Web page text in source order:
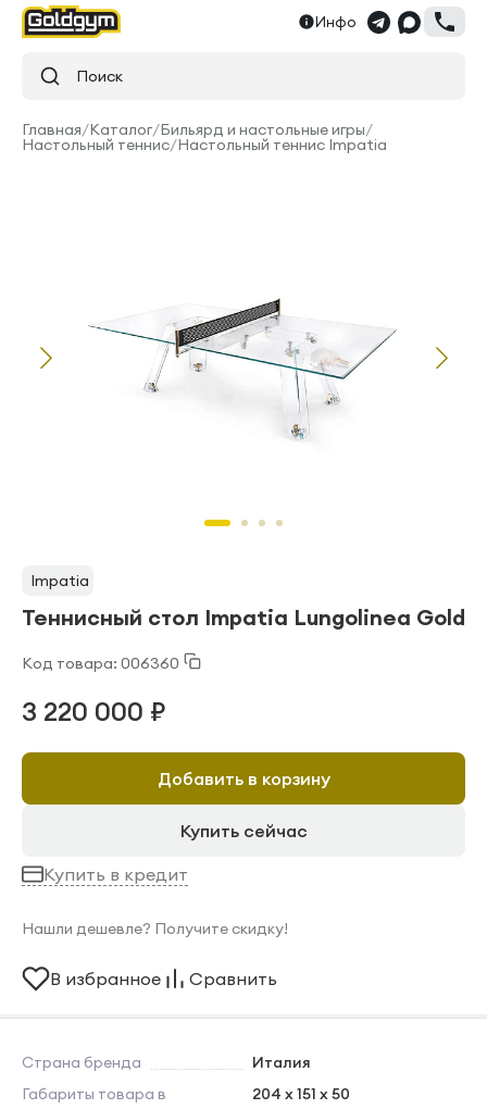
Инфо
Поиск
Главная/Каталог/Бильярд и настольные игры/
Настольный теннис/Настольный теннис Impatia
Impatia
Теннисный стол Impatia Lungolinea Gold
Код товара: 006360
Страна бренда
Италия
Габариты товара в
204 x 151 x 50
3 220 000 ₽
Добавить в корзину
Купить сейчас
Купить в кредит
Нашли дешевле? Получите скидку!
В избранное Сравнить